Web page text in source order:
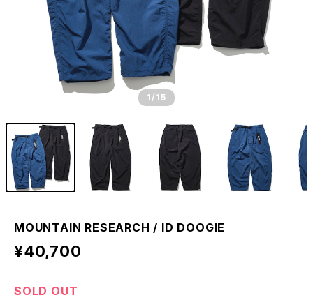
1 /15
MOUNTAIN RESEARCH / ID DOOGIE
¥40,700
SOLD OUT